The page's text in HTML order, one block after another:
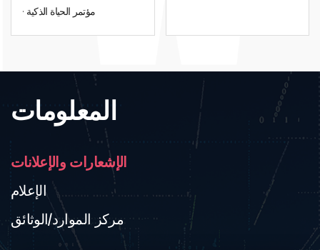
· مؤتمر الحياة الذكية
المعلومات
الإشعارات والإعلانات
الإعلام
مركز الموارد/الوثائق